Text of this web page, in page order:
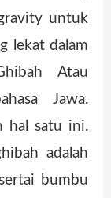
untuk
lekat dalam
Atau
Jawa.
hal satu ini.
adalah
bumbu